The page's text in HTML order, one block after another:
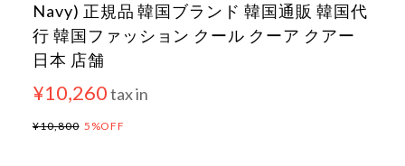
Navy) 正規品 韓国ブランド 韓国通販 韓国代
行 韓国ファッション クール クーア クアー
日本 店舗
¥10,260tax in
¥10,800 5%OFF